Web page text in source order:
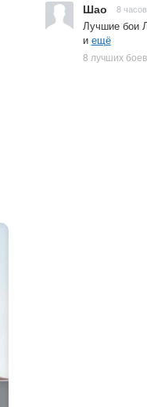
Шао 8
Лучшие бои
и ещё